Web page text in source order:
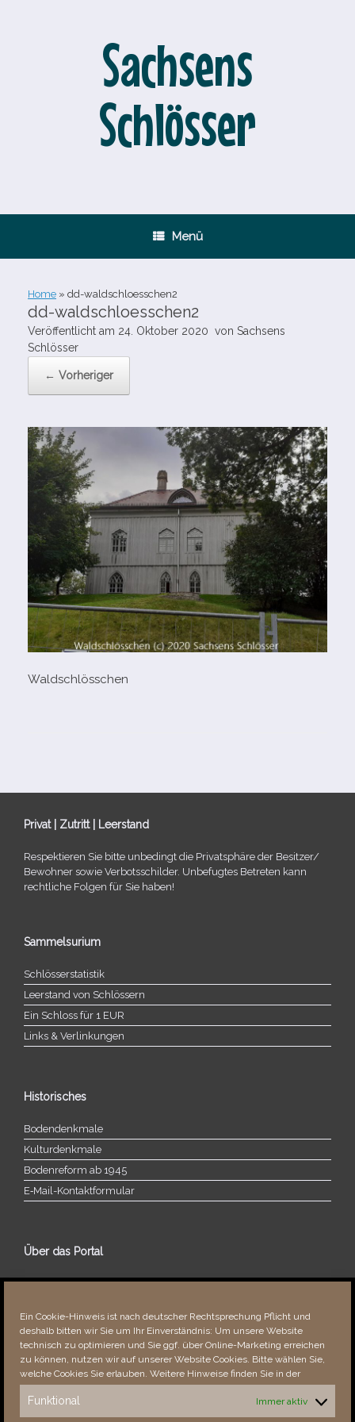
Ein Cookie-Hinweis ist nach deutscher Rechtsprechung Pflicht und
deshalb bitten wir Sie um Ihr Einverständnis: Um unsere Website
technisch zu optimieren und Sie ggf. über Online-Marketing erreichen
zu können, nutzen wir auf unserer Website Cookies. Bitte wählen Sie,
welche Cookies Sie erlauben. Weitere Hinweise finden Sie in der
Funktional Immer aktiv
Sachsens
Schlösser
Menü
Home » dd-​waldschloesschen2
dd-​waldschloesschen2
Veröffentlicht am 24. Oktober 2020 von Sachsens
Schlösser
← Vorheriger
Waldschlösschen
Privat | Zutritt | Leerstand
Respektieren Sie bitte unbe­dingt die Privatsphäre der Besitzer/​
Bewohner sowie Verbotsschilder. Unbefugtes Betreten kann
recht­li­che Folgen für Sie haben!
Sammelsurium
Schlösserstatistik
Leerstand von Schlössern
Ein Schloss für 1 EUR
Links & Verlinkungen
Historisches
Bodendenkmale
Kulturdenkmale
Bodenreform ab 1945
E‑Mail-​​Kontaktformular
Über das Portal
Über dieses Portal
Fehler bemerkt?
Besucher seit 08/​2021